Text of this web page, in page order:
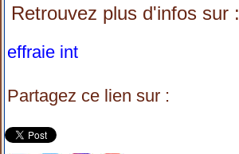
Retrouvez plus d'infos sur :
effraie int
Partagez ce lien sur :